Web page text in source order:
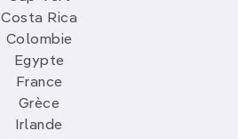
Costa Rica
Colombie
Egypte
France
Grèce
Irlande